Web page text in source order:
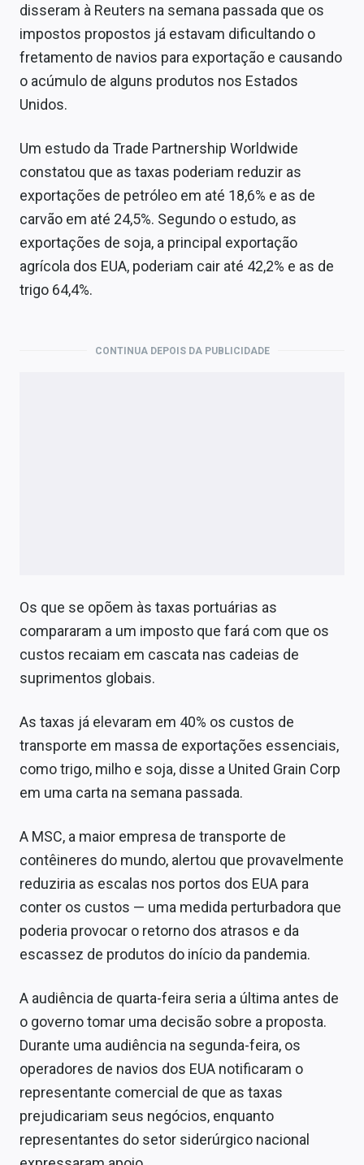
disseram à Reuters na semana passada que os
impostos propostos já estavam dificultando o
fretamento de navios para exportação e causando
o acúmulo de alguns produtos nos Estados
Unidos.
Um estudo da Trade Partnership Worldwide
constatou que as taxas poderiam reduzir as
exportações de petróleo em até 18,6% e as de
carvão em até 24,5%. Segundo o estudo, as
exportações de soja, a principal exportação
agrícola dos EUA, poderiam cair até 42,2% e as de
trigo 64,4%.
CONTINUA DEPOIS DA PUBLICIDADE
Os que se opõem às taxas portuárias as
compararam a um imposto que fará com que os
custos recaiam em cascata nas cadeias de
suprimentos globais.
As taxas já elevaram em 40% os custos de
transporte em massa de exportações essenciais,
como trigo, milho e soja, disse a United Grain Corp
em uma carta na semana passada.
A MSC, a maior empresa de transporte de
contêineres do mundo, alertou que provavelmente
reduziria as escalas nos portos dos EUA para
conter os custos — uma medida perturbadora que
poderia provocar o retorno dos atrasos e da
escassez de produtos do início da pandemia.
A audiência de quarta-feira seria a última antes de
o governo tomar uma decisão sobre a proposta.
Durante uma audiência na segunda-feira, os
operadores de navios dos EUA notificaram o
representante comercial de que as taxas
prejudicariam seus negócios, enquanto
representantes do setor siderúrgico nacional